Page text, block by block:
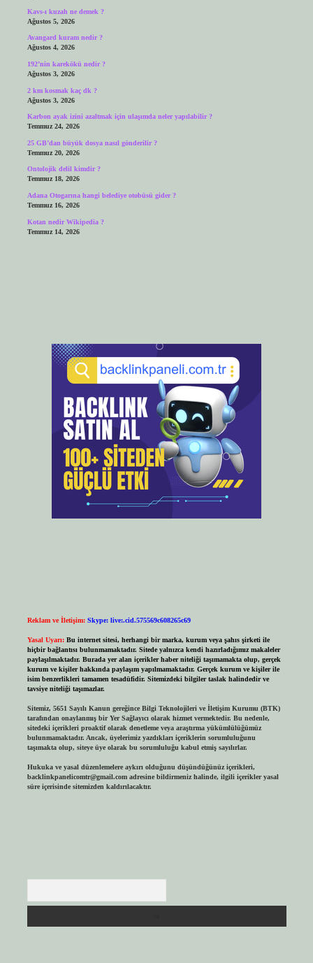
Kavs-ı kuzah ne demek ?
Ağustos 5, 2026
Avangard kuram nedir ?
Ağustos 4, 2026
192’nin karekökü nedir ?
Ağustos 3, 2026
2 km kosmak kaç dk ?
Ağustos 3, 2026
Karbon ayak izini azaltmak için ulaşımda neler yapılabilir ?
Temmuz 24, 2026
25 GB’dan büyük dosya nasıl gönderilir ?
Temmuz 20, 2026
Ontolojik delil kimdir ?
Temmuz 18, 2026
Adana Otogarına hangi belediye otobüsü gider ?
Temmuz 16, 2026
Kotan nedir Wikipedia ?
Temmuz 14, 2026
Reklam ve İletişim: Skype: live:.cid.575569c608265c69
Yasal Uyarı: Bu internet sitesi, herhangi bir marka, kurum veya şahıs şirketi ile
hiçbir bağlantısı bulunmamaktadır. Sitede yalnızca kendi hazırladığımız makaleler
paylaşılmaktadır. Burada yer alan içerikler haber niteliği taşımamakta olup, gerçek
kurum ve kişiler hakkında paylaşım yapılmamaktadır. Gerçek kurum ve kişiler ile
isim benzerlikleri tamamen tesadüfidir. Sitemizdeki bilgiler taslak halindedir ve
tavsiye niteliği taşımazlar.
Sitemiz, 5651 Sayılı Kanun gereğince Bilgi Teknolojileri ve İletişim Kurumu (BTK)
tarafından onaylanmış bir Yer Sağlayıcı olarak hizmet vermektedir. Bu nedenle,
sitedeki içerikleri proaktif olarak denetleme veya araştırma yükümlülüğümüz
bulunmamaktadır. Ancak, üyelerimiz yazdıkları içeriklerin sorumluluğunu
taşımakta olup, siteye üye olarak bu sorumluluğu kabul etmiş sayılırlar.
Hukuka ve yasal düzenlemelere aykırı olduğunu düşündüğünüz içerikleri,
backlinkpanelicomtr@gmail.comadresine bildirmeniz halinde, ilgili içerikler yasal
süre içerisinde sitemizden kaldırılacaktır.